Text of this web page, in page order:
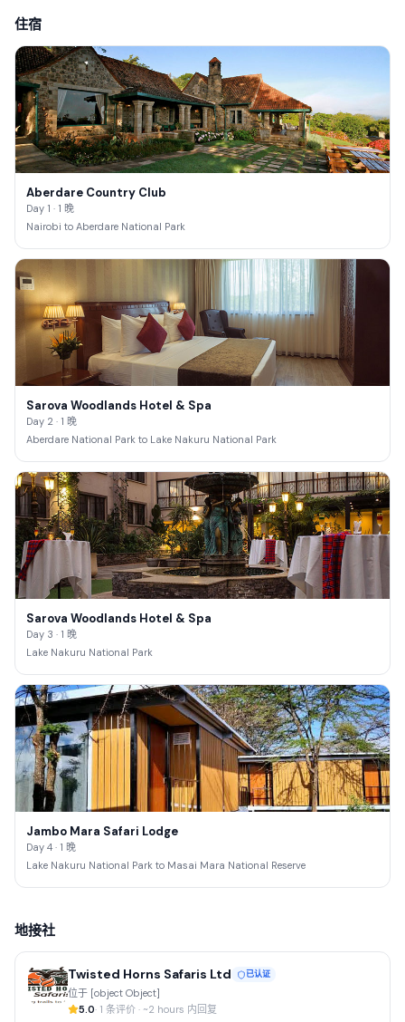
住宿
Aberdare Country Club
Day 1 · 1 晚
Nairobi to Aberdare National Park
Sarova Woodlands Hotel & Spa
Day 2 · 1 晚
Aberdare National Park to Lake Nakuru National Park
Sarova Woodlands Hotel & Spa
Day 3 · 1 晚
Lake Nakuru National Park
Jambo Mara Safari Lodge
Day 4 · 1 晚
Lake Nakuru National Park to Masai Mara National Reserve
地接社
Twisted Horns Safaris Ltd 已认证
位于 [object Object]
5.0· 1 条评价 · ~2 hours 内回复